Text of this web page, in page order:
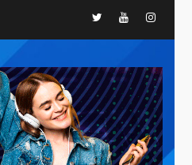
TwitterYoutube
controles fronterizos
a Italia
INTERNACIONALES
TITULARES
ÚLTIMA HORA
Arabia Saudita,
Turquía y Pakistán
firman pacto de
defensa